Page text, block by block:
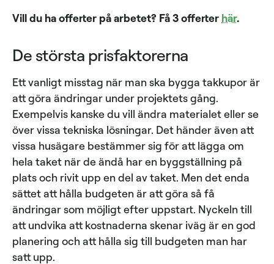
Vill du ha offerter på arbetet? Få 3 offerter här.
De största prisfaktorerna
Ett vanligt misstag när man ska bygga takkupor är
att göra ändringar under projektets gång.
Exempelvis kanske du vill ändra materialet eller se
över vissa tekniska lösningar. Det händer även att
vissa husägare bestämmer sig för att lägga om
hela taket när de ändå har en byggställning på
plats och rivit upp en del av taket. Men det enda
sättet att hålla budgeten är att göra så få
ändringar som möjligt efter uppstart. Nyckeln till
att undvika att kostnaderna skenar iväg är en god
planering och att hålla sig till budgeten man har
satt upp.